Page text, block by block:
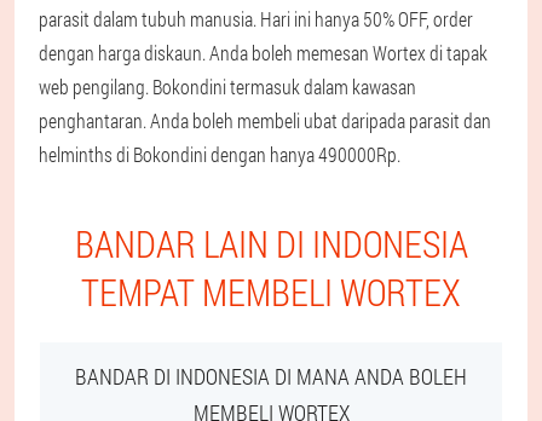
parasit dalam tubuh manusia. Hari ini hanya 50% OFF, order
dengan harga diskaun. Anda boleh memesan Wortex di tapak
web pengilang. Bokondini termasuk dalam kawasan
penghantaran. Anda boleh membeli ubat daripada parasit dan
helminths di Bokondini dengan hanya 490000Rp.
BANDAR LAIN DI INDONESIA
TEMPAT MEMBELI WORTEX
BANDAR DI INDONESIA DI MANA ANDA BOLEH
MEMBELI WORTEX